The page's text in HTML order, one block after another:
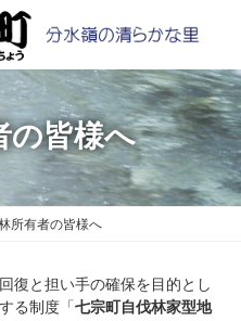
の皆様へ
所有者の皆様へ
復と担い手の確保を目的とし
る制度「七宗町自伐林家型地